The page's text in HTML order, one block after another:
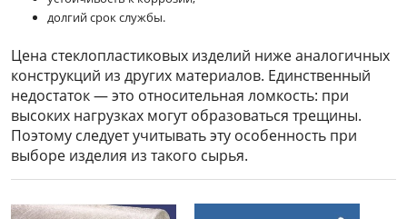
долгий срок службы.
Цена стеклопластиковых изделий ниже аналогичных
конструкций из других материалов. Единственный
недостаток — это относительная ломкость: при
высоких нагрузках могут образоваться трещины.
Поэтому следует учитывать эту особенность при
выборе изделия из такого сырья.